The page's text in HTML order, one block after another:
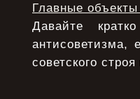
Главные объекты
Давайте
антисоветизма,
советского